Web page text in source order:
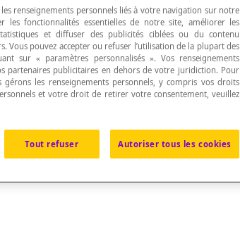
ensemble de données d'observation.
renseignements personnels liés à votre navigation sur notre
les fonctionnalités essentielles de notre site, améliorer les
et diffuser des publicités ciblées ou du contenu
Vous pouvez accepter ou refuser l’utilisation de la plupart des
sur « paramètres personnalisés ». Vos renseignements
partenaires publicitaires en dehors de votre juridiction. Pour
les renseignements personnels, y compris vos droits
et votre droit de retirer votre consentement, veuillez
Tout refuser Autoriser tous les cookies